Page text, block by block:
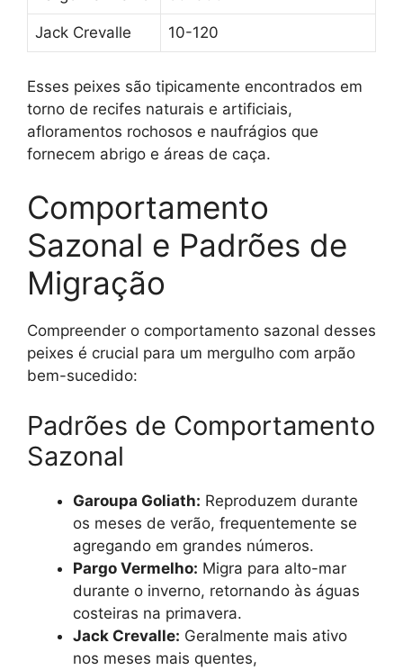
Jack Crevalle 10-120
Esses peixes são tipicamente encontrados em
torno de recifes naturais e artificiais,
afloramentos rochosos e naufrágios que
fornecem abrigo e áreas de caça.
Comportamento
Sazonal e Padrões de
Migração
Compreender o comportamento sazonal desses
peixes é crucial para um mergulho com arpão
bem-sucedido:
Padrões de Comportamento
Sazonal
Garoupa Goliath: Reproduzem durante
os meses de verão, frequentemente se
agregando em grandes números.
Pargo Vermelho: Migra para alto-mar
durante o inverno, retornando às águas
costeiras na primavera.
Jack Crevalle: Geralmente mais ativo
nos meses mais quentes,